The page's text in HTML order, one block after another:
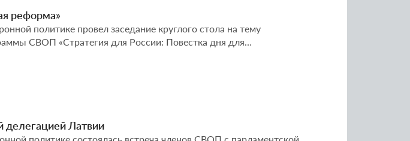
реформа»
политике провел заседание круглого стола на тему
СВОП «Стратегия для России: Повестка дня для
делегацией Латвии